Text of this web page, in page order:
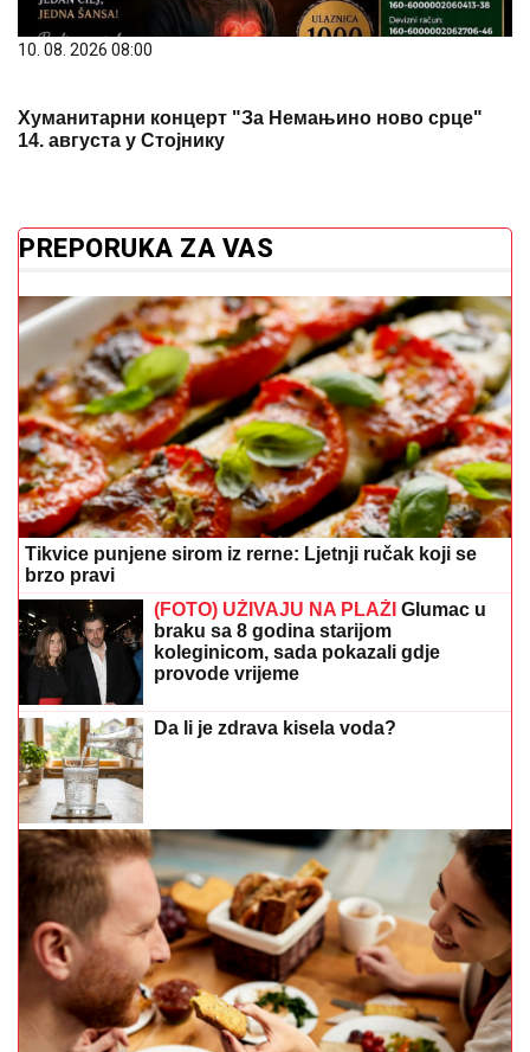
10. 08. 2026 08:00
Хуманитарни концерт "За Немањино ново срце"
14. августа у Стојнику
PREPORUKA ZA VAS
Tikvice punjene sirom iz rerne: Ljetnji ručak koji se
brzo pravi
(FOTO) UŽIVAJU NA PLAŽI Glumac u
braku sa 8 godina starijom
koleginicom, sada pokazali gdje
provode vrijeme
Da li je zdrava kisela voda?